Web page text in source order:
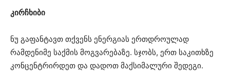
კირჩხიბი
ნუ გაფანტავთ თქვენს ენერგიას ერთდროულად
რამდენიმე საქმის მოგვარებაზე. სჯობს, ერთ საკითხზე
კონცენტრირდეთ და დადოთ მაქსიმალური შედეგი.